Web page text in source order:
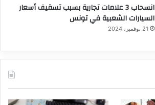
انسحاب 3 علامات تجارية بسبب تسقيف أسعار
السيارات الشعبية في تونس
21 نوفمبر، 2024